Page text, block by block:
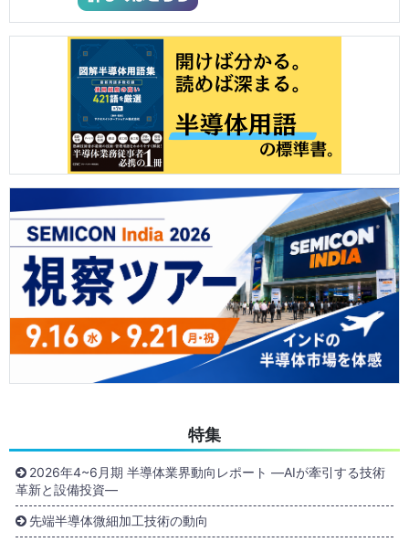
特集
2026年4~6月期 半導体業界動向レポート ―AIが牽引する技術
革新と設備投資―
先端半導体微細加工技術の動向